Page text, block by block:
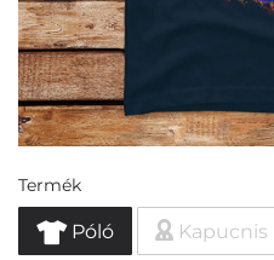
Termék
Póló